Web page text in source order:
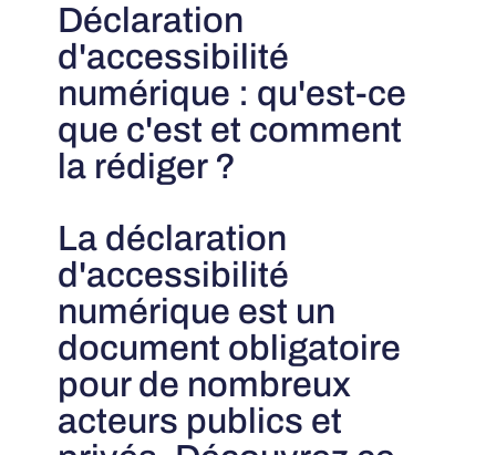
Déclaration
d'accessibilité
numérique : qu'est-ce
que c'est et comment
la rédiger ?
La déclaration
d'accessibilité
numérique est un
document obligatoire
pour de nombreux
acteurs publics et